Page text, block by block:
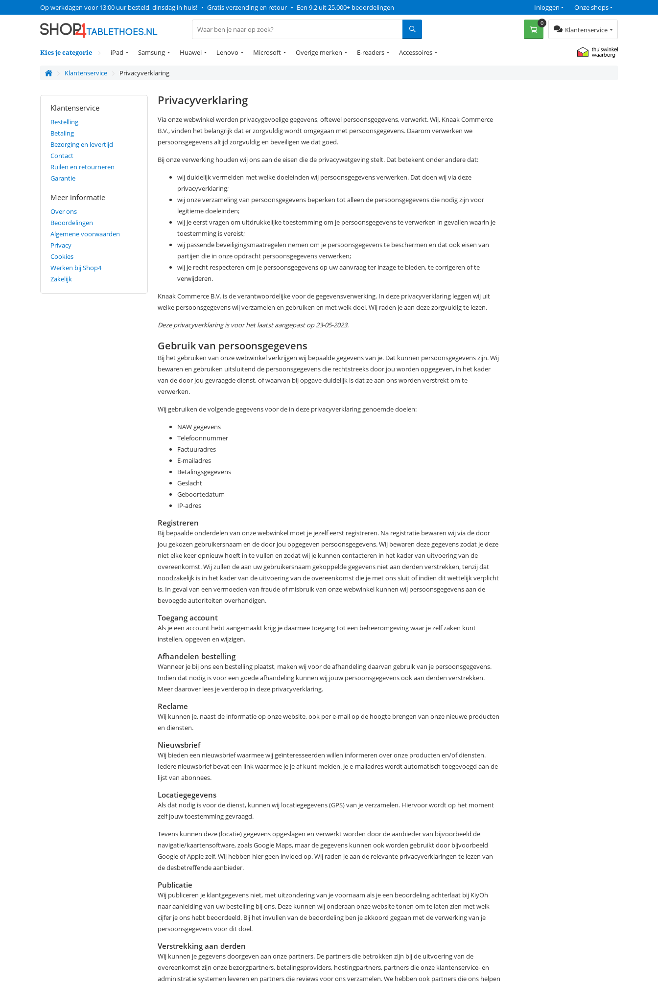
Op werkdagen voor 13:00 uur besteld, dinsdag in huis! • Gratis verzending en retour • Een 9.2 uit 25.000+ beoordelingen Onze shops
Inloggen
Klantenservice
0
Kies je categorie iPad Samsung Huawei Lenovo Microsoft Overige merken E-readers Accessoires
Klantenservice Privacyverklaring
Klantenservice
Bestelling
Betaling
Bezorging en levertijd
Contact
Ruilen en retourneren
Garantie
Meer informatie
Over ons
Beoordelingen
Algemene voorwaarden
Privacy
Cookies
Werken bij Shop4
Zakelijk
Privacyverklaring
Via onze webwinkel worden privacygevoelige gegevens, oftewel persoonsgegevens, verwerkt. Wij, Knaak Commerce
B.V., vinden het belangrijk dat er zorgvuldig wordt omgegaan met persoonsgegevens. Daarom verwerken we
persoonsgegevens altijd zorgvuldig en beveiligen we dat goed.
Bij onze verwerking houden wij ons aan de eisen die de privacywetgeving stelt. Dat betekent onder andere dat:
wij duidelijk vermelden met welke doeleinden wij persoonsgegevens verwerken. Dat doen wij via deze
privacyverklaring;
wij onze verzameling van persoonsgegevens beperken tot alleen de persoonsgegevens die nodig zijn voor
legitieme doeleinden;
wij je eerst vragen om uitdrukkelijke toestemming om je persoonsgegevens te verwerken in gevallen waarin je
toestemming is vereist;
wij passende beveiligingsmaatregelen nemen om je persoonsgegevens te beschermen en dat ook eisen van
partijen die in onze opdracht persoonsgegevens verwerken;
wij je recht respecteren om je persoonsgegevens op uw aanvraag ter inzage te bieden, te corrigeren of te
verwijderen.
Knaak Commerce B.V. is de verantwoordelijke voor de gegevensverwerking. In deze privacyverklaring leggen wij uit
welke persoonsgegevens wij verzamelen en gebruiken en met welk doel. Wij raden je aan deze zorgvuldig te lezen.
Deze privacyverklaring is voor het laatst aangepast op 23-05-2023.
Gebruik van persoonsgegevens
Bij het gebruiken van onze webwinkel verkrijgen wij bepaalde gegevens van je. Dat kunnen persoonsgegevens zijn. Wij
bewaren en gebruiken uitsluitend de persoonsgegevens die rechtstreeks door jou worden opgegeven, in het kader
van de door jou gevraagde dienst, of waarvan bij opgave duidelijk is dat ze aan ons worden verstrekt om te
verwerken.
Wij gebruiken de volgende gegevens voor de in deze privacyverklaring genoemde doelen:
NAW gegevens
Telefoonnummer
Factuuradres
E-mailadres
Betalingsgegevens
Geslacht
Geboortedatum
IP-adres
Registreren
Bij bepaalde onderdelen van onze webwinkel moet je jezelf eerst registreren. Na registratie bewaren wij via de door
jou gekozen gebruikersnaam en de door jou opgegeven persoonsgegevens. Wij bewaren deze gegevens zodat je deze
niet elke keer opnieuw hoeft in te vullen en zodat wij je kunnen contacteren in het kader van uitvoering van de
overeenkomst. Wij zullen de aan uw gebruikersnaam gekoppelde gegevens niet aan derden verstrekken, tenzij dat
noodzakelijk is in het kader van de uitvoering van de overeenkomst die je met ons sluit of indien dit wettelijk verplicht
is. In geval van een vermoeden van fraude of misbruik van onze webwinkel kunnen wij persoonsgegevens aan de
bevoegde autoriteiten overhandigen.
Toegang account
Als je een account hebt aangemaakt krijg je daarmee toegang tot een beheeromgeving waar je zelf zaken kunt
instellen, opgeven en wijzigen.
Afhandelen bestelling
Wanneer je bij ons een bestelling plaatst, maken wij voor de afhandeling daarvan gebruik van je persoonsgegevens.
Indien dat nodig is voor een goede afhandeling kunnen wij jouw persoonsgegevens ook aan derden verstrekken.
Meer daarover lees je verderop in deze privacyverklaring.
Reclame
Wij kunnen je, naast de informatie op onze website, ook per e-mail op de hoogte brengen van onze nieuwe producten
en diensten.
Nieuwsbrief
Wij bieden een nieuwsbrief waarmee wij geïnteresseerden willen informeren over onze producten en/of diensten.
Iedere nieuwsbrief bevat een link waarmee je je af kunt melden. Je e-mailadres wordt automatisch toegevoegd aan de
lijst van abonnees.
Locatiegegevens
Als dat nodig is voor de dienst, kunnen wij locatiegegevens (GPS) van je verzamelen. Hiervoor wordt op het moment
zelf jouw toestemming gevraagd.
Tevens kunnen deze (locatie) gegevens opgeslagen en verwerkt worden door de aanbieder van bijvoorbeeld de
navigatie/kaartensoftware, zoals Google Maps, maar de gegevens kunnen ook worden gebruikt door bijvoorbeeld
Google of Apple zelf. Wij hebben hier geen invloed op. Wij raden je aan de relevante privacyverklaringen te lezen van
de desbetreffende aanbieder.
Publicatie
Wij publiceren je klantgegevens niet, met uitzondering van je voornaam als je een beoordeling achterlaat bij KiyOh
naar aanleiding van uw bestelling bij ons. Deze kunnen wij onderaan onze website tonen om te laten zien met welk
cijfer je ons hebt beoordeeld. Bij het invullen van de beoordeling ben je akkoord gegaan met de verwerking van je
persoonsgegevens voor dit doel.
Verstrekking aan derden
Wij kunnen je gegevens doorgeven aan onze partners. De partners die betrokken zijn bij de uitvoering van de
overeenkomst zijn onze bezorgpartners, betalingsproviders, hostingpartners, partners die onze klantenservice- en
administratie systemen leveren en partners die reviews voor ons verzamelen. We hebben ook partners die ons helpen